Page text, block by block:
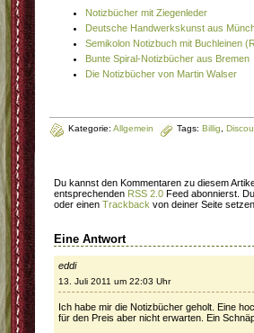
Notizbücher mit Ziegenleder
Deutsche Handwerkskunst aus
Semikolon Notizbuch mit Buchleinen
Bunte Spiral-Notizbücher aus Bremen
Die Notizbücher von Martin Walser
Kategorie: Allgemein Tags: Billig,
Du kannst den Kommentaren zu diesem
entsprechenden RSS 2.0 Feed abonnierst.
oder einen Trackback von deiner Seite setzen.
Eine Antwort
eddi
13. Juli 2011 um 22:03 Uhr
Ich habe mir die Notizbücher geholt. Eine
für den Preis aber nicht erwarten. Ein